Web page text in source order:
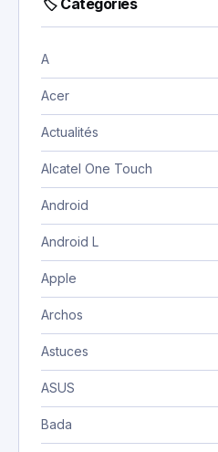
A
Acer
Actualités
Alcatel One Touch
Android
Android L
Apple
Archos
Astuces
ASUS
Bada